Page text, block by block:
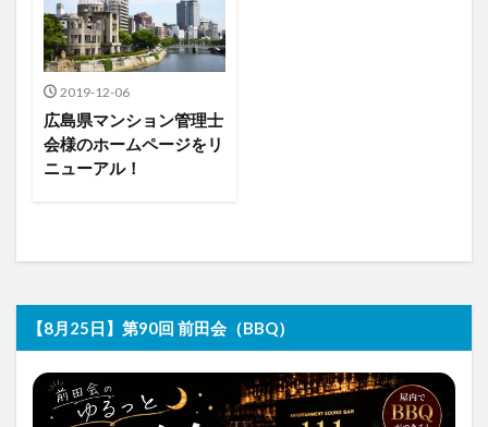
2019-12-06
広島県マンション管理士
会様のホームページをリ
ニューアル！
【8月25日】第90回 前田会（BBQ）